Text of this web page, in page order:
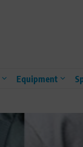
Equipment